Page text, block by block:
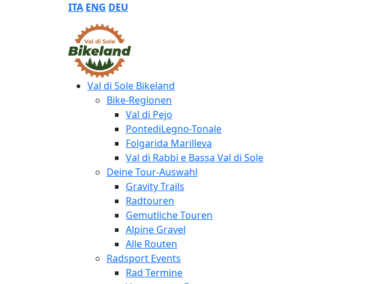
ITA ENG DEU
Val di Sole Bikeland
Bike-Regionen
Val di Pejo
PontediLegno-Tonale
Folgarida Marilleva
Val di Rabbi e Bassa Val di Sole
Deine Tour-Auswahl
Gravity Trails
Radtouren
Gemutliche Touren
Alpine Gravel
Alle Routen
Radsport Events
Rad Termine